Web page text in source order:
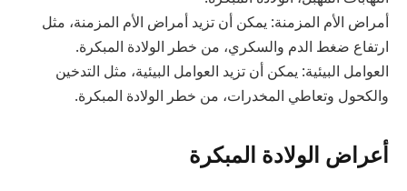
أمراض الأم المزمنة: يمكن أن تزيد أمراض الأم المزمنة، مثل
ارتفاع ضغط الدم والسكري، من خطر الولادة المبكرة.
العوامل البيئية: يمكن أن تزيد العوامل البيئية، مثل التدخين
والكحول وتعاطي المخدرات، من خطر الولادة المبكرة.
أعراض الولادة المبكرة